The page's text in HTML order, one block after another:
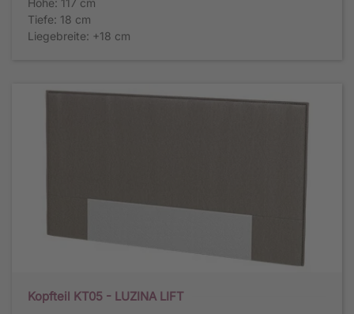
Höhe: 117 cm
Tiefe: 18 cm
Liegebreite: +18 cm
Kopfteil KT05 - LUZINA LIFT